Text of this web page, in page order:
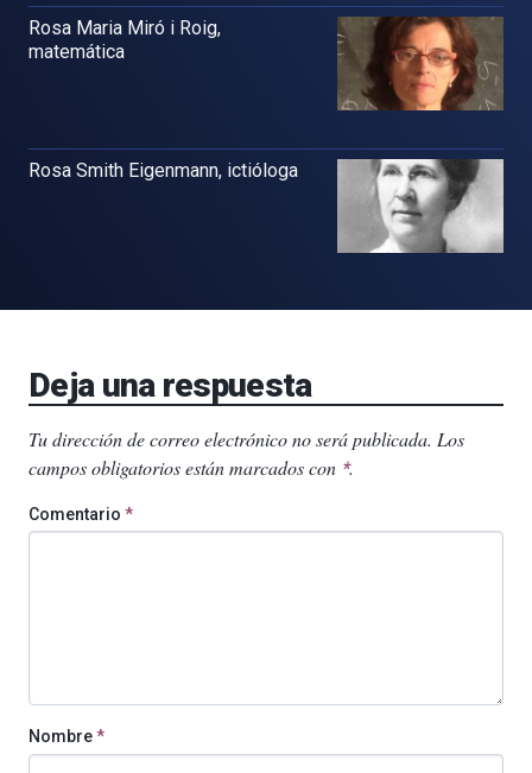
Rosa Maria Miró i Roig,
matemática
Rosa Smith Eigenmann, ictióloga
Deja una respuesta
Tu dirección de correo electrónico no será publicada. Los
campos obligatorios están marcados con *.
Comentario *
Nombre*